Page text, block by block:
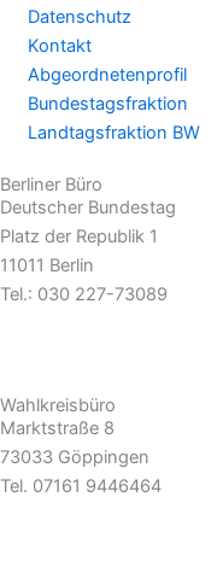
Datenschutz
Kontakt
Abgeordnetenprofil
Bundestagsfraktion
Landtagsfraktion BW
Berliner Büro
Deutscher Bundestag
Platz der Republik 1
11011 Berlin
Tel.: 030 227-73089
Wahlkreisbüro
Marktstraße 8
73033 Göppingen
Tel. 07161 9446464